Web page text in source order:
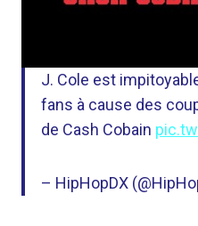
J. Cole est
fans à cause des
de Cash Cobain
– HipHopDX